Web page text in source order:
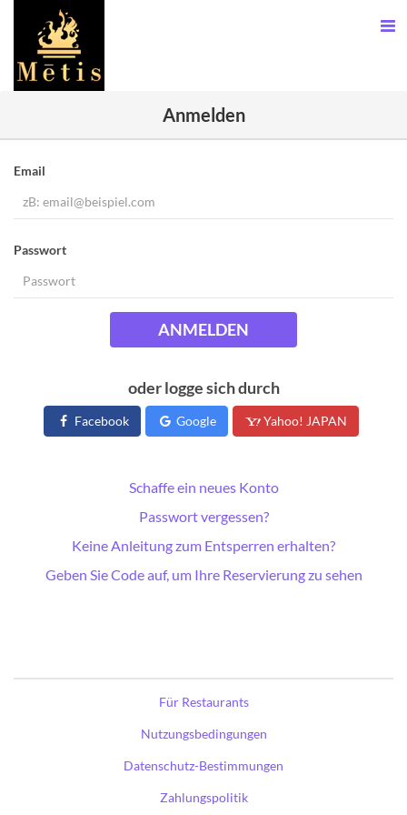
Anmelden
Email
Passwort
ANMELDEN
oder logge sich durch
Facebook Google Yahoo! JAPAN
Schaffe ein neues Konto
Passwort vergessen?
Keine Anleitung zum Entsperren erhalten?
Geben Sie Code auf, um Ihre Reservierung zu sehen
Für Restaurants
Nutzungsbedingungen
Datenschutz-Bestimmungen
Zahlungspolitik